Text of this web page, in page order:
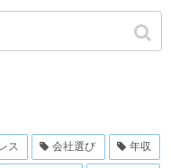
ス 会社選び 年収